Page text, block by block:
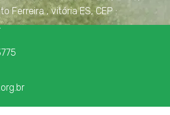
Ferreira , vitória ES, CEP :